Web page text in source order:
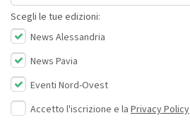
Scegli le tue edizioni:
News Alessandria
News Pavia
Eventi Nord-Ovest
Accetto l'iscrizione e la Privacy Policy